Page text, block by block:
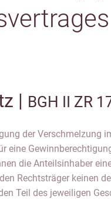
| BGH II ZR
der Verschmelzung
eine
die Anteilsinhaber
Rechtsträger keinen
Teil des jeweiligen